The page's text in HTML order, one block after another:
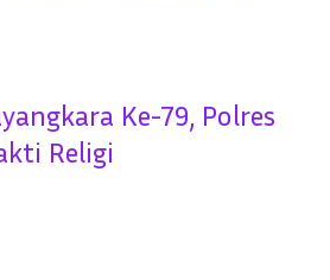
Ke-79, Polres
Religi